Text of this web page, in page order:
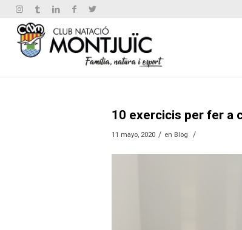
10 exercicis per fer a
11 mayo, 2020 / en Blog /